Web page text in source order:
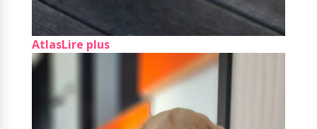
AtlasLire plus